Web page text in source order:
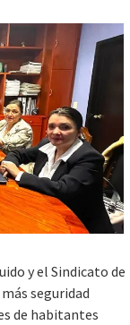
y el Sindicato de
seguridad
de habitantes